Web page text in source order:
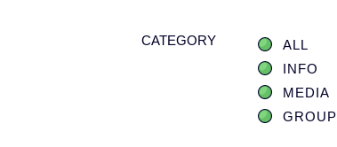
CATEGORY ALL
INFO
MEDIA
GROUP